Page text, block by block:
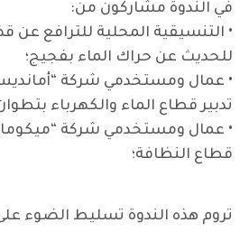
في الندوة مشاركون من:
• التنسيقية المحلية للترافع عن
للحديث عن حراك الماء بفجيج؛
• عمال ومستخدمي شركة
تدبير قطاع الماء والكهرباء
• عمال ومستخدمي شركة
قطاع النظافة؛
تروم هذه الندوة تسليط الضوء